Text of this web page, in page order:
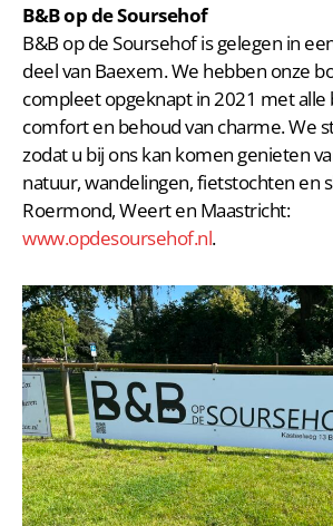
B&B op de Soursehof
B&B op de Soursehof is gelegen in
deel van Baexem. We hebben onze
compleet opgeknapt in 2021 met
comfort en behoud van charme. We
zodat u bij ons kan komen genieten
natuur, wandelingen, fietstochten en
Roermond, Weert en Maastricht:
www.opdesoursehof.nl.